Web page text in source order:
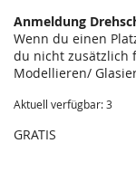
Anmeldung
Wenn du einen
du nicht zusätzlich
Modellieren/
Aktuell verfügbar: 3
GRATIS